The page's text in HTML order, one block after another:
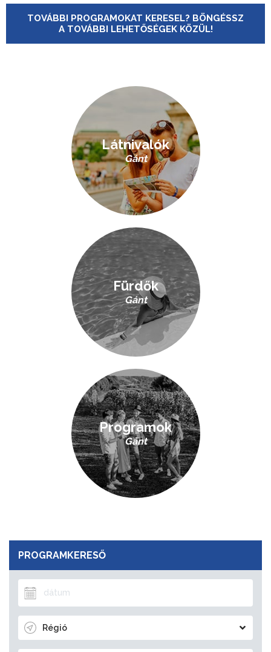
PROGRAMKERESŐ
Régió
TOVÁBBI PROGRAMOKAT KERESEL? BÖNGÉSSZ
A TOVÁBBI LEHETŐSÉGEK KÖZÜL!
Látnivalók
Gánt
Fürdők
Gánt
Programok
Gánt